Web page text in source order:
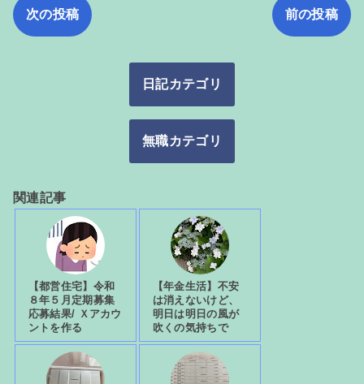
次の投稿 前の投稿
日記カテゴリ
無職カテゴリ
関連記事
【都営住宅】令和
８年５月定期募集
応募結果/ Ｘアカウ
ントを作る
【年金生活】不安
は消えないけど、
明日は明日の風が
吹くの気持ちで